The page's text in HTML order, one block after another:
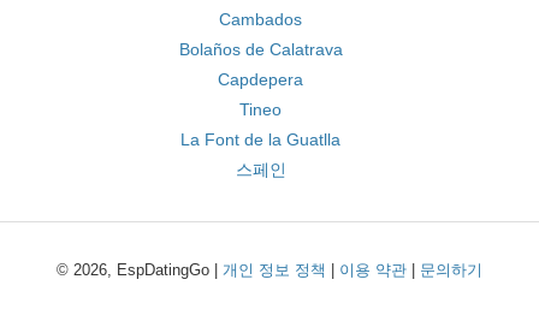
Cambados
Bolaños de Calatrava
Capdepera
Tineo
La Font de la Guatlla
스페인
© 2026, EspDatingGo | 개인 정보 정책 이용 약관 문의하기